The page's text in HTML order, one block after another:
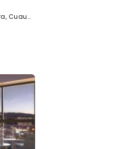
Alrededores de Tabacalera, Cuauhtémoc